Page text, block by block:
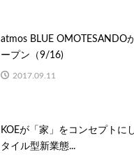
atmos BLUE OMOTESANDO
ープン（9/16)
2017.09.11
KOEが「家」をコンセプトに
タイル型新業態...